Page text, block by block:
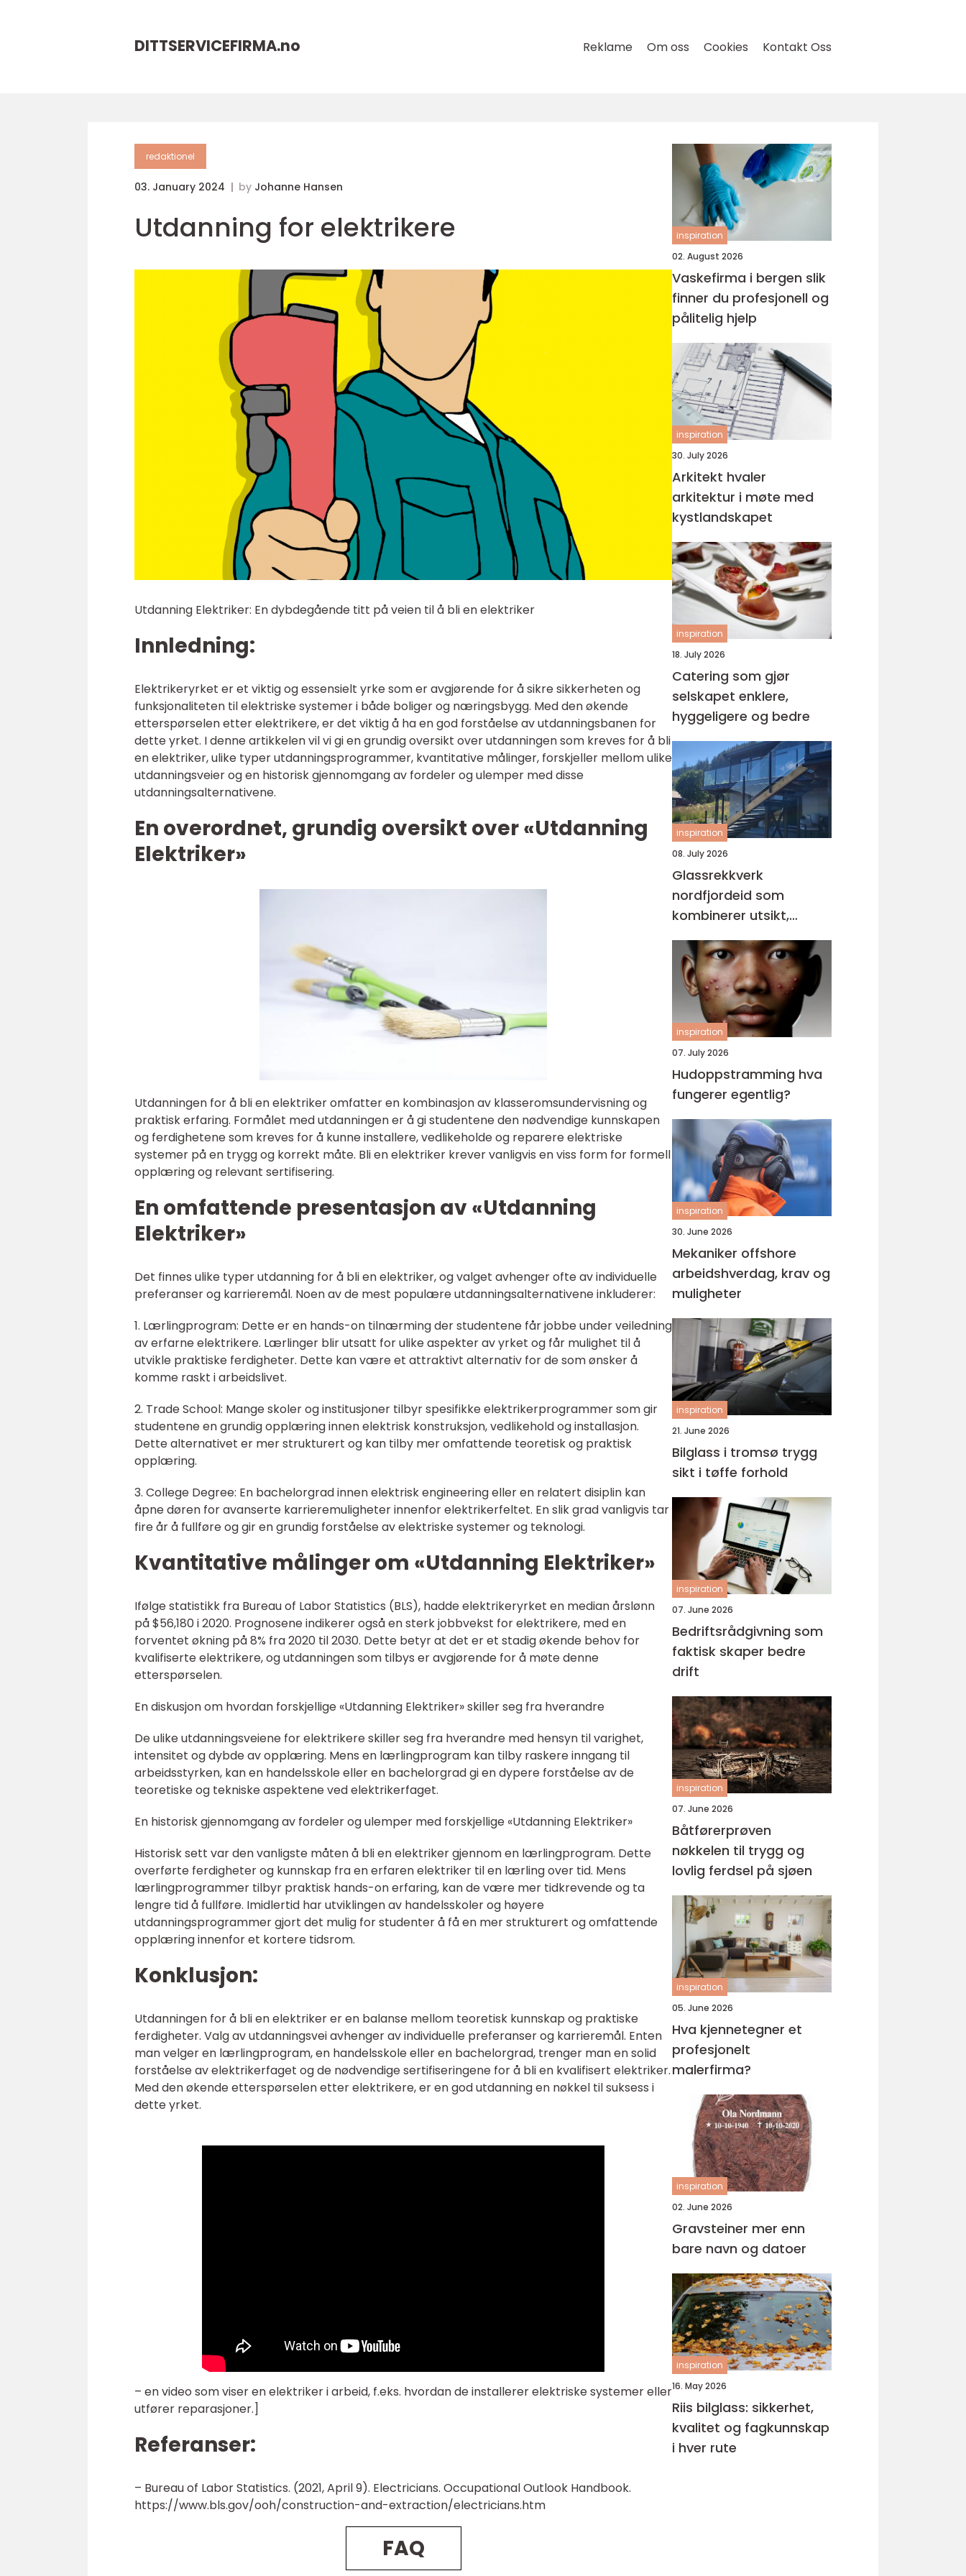
DITTSERVICEFIRMA.no Reklame Om oss Cookies Kontakt Oss
redaktionel
03. January 2024 by Johanne Hansen
Utdanning for elektrikere
Utdanning Elektriker: En dybdegående titt på veien til å bli en elektriker
Innledning:
Elektrikeryrket er et viktig og essensielt yrke som er avgjørende for å sikre sikkerheten og
funksjonaliteten til elektriske systemer i både boliger og næringsbygg. Med den økende
etterspørselen etter elektrikere, er det viktig å ha en god forståelse av utdanningsbanen for
dette yrket. I denne artikkelen vil vi gi en grundig oversikt over utdanningen som kreves for å bli
en elektriker, ulike typer utdanningsprogrammer, kvantitative målinger, forskjeller mellom ulike
utdanningsveier og en historisk gjennomgang av fordeler og ulemper med disse
utdanningsalternativene.
En overordnet, grundig oversikt over «Utdanning
Elektriker»
Utdanningen for å bli en elektriker omfatter en kombinasjon av klasseromsundervisning og
praktisk erfaring. Formålet med utdanningen er å gi studentene den nødvendige kunnskapen
og ferdighetene som kreves for å kunne installere, vedlikeholde og reparere elektriske
systemer på en trygg og korrekt måte. Bli en elektriker krever vanligvis en viss form for formell
opplæring og relevant sertifisering.
En omfattende presentasjon av «Utdanning
Elektriker»
Det finnes ulike typer utdanning for å bli en elektriker, og valget avhenger ofte av individuelle
preferanser og karrieremål. Noen av de mest populære utdanningsalternativene inkluderer:
1. Lærlingprogram: Dette er en hands-on tilnærming der studentene får jobbe under veiledning
av erfarne elektrikere. Lærlinger blir utsatt for ulike aspekter av yrket og får mulighet til å
utvikle praktiske ferdigheter. Dette kan være et attraktivt alternativ for de som ønsker å
komme raskt i arbeidslivet.
2. Trade School: Mange skoler og institusjoner tilbyr spesifikke elektrikerprogrammer som gir
studentene en grundig opplæring innen elektrisk konstruksjon, vedlikehold og installasjon.
Dette alternativet er mer strukturert og kan tilby mer omfattende teoretisk og praktisk
opplæring.
3. College Degree: En bachelorgrad innen elektrisk engineering eller en relatert disiplin kan
åpne døren for avanserte karrieremuligheter innenfor elektrikerfeltet. En slik grad vanligvis tar
fire år å fullføre og gir en grundig forståelse av elektriske systemer og teknologi.
Kvantitative målinger om «Utdanning Elektriker»
Ifølge statistikk fra Bureau of Labor Statistics (BLS), hadde elektrikeryrket en median årslønn
på $56,180 i 2020. Prognosene indikerer også en sterk jobbvekst for elektrikere, med en
forventet økning på 8% fra 2020 til 2030. Dette betyr at det er et stadig økende behov for
kvalifiserte elektrikere, og utdanningen som tilbys er avgjørende for å møte denne
etterspørselen.
En diskusjon om hvordan forskjellige «Utdanning Elektriker» skiller seg fra hverandre
De ulike utdanningsveiene for elektrikere skiller seg fra hverandre med hensyn til varighet,
intensitet og dybde av opplæring. Mens en lærlingprogram kan tilby raskere inngang til
arbeidsstyrken, kan en handelsskole eller en bachelorgrad gi en dypere forståelse av de
teoretiske og tekniske aspektene ved elektrikerfaget.
En historisk gjennomgang av fordeler og ulemper med forskjellige «Utdanning Elektriker»
Historisk sett var den vanligste måten å bli en elektriker gjennom en lærlingprogram. Dette
overførte ferdigheter og kunnskap fra en erfaren elektriker til en lærling over tid. Mens
lærlingprogrammer tilbyr praktisk hands-on erfaring, kan de være mer tidkrevende og ta
lengre tid å fullføre. Imidlertid har utviklingen av handelsskoler og høyere
utdanningsprogrammer gjort det mulig for studenter å få en mer strukturert og omfattende
opplæring innenfor et kortere tidsrom.
Konklusjon:
Utdanningen for å bli en elektriker er en balanse mellom teoretisk kunnskap og praktiske
ferdigheter. Valg av utdanningsvei avhenger av individuelle preferanser og karrieremål. Enten
man velger en lærlingprogram, en handelsskole eller en bachelorgrad, trenger man en solid
forståelse av elektrikerfaget og de nødvendige sertifiseringene for å bli en kvalifisert elektriker.
Med den økende etterspørselen etter elektrikere, er en god utdanning en nøkkel til suksess i
dette yrket.
– en video som viser en elektriker i arbeid, f.eks. hvordan de installerer elektriske systemer eller
utfører reparasjoner.]
Referanser:
– Bureau of Labor Statistics. (2021, April 9). Electricians. Occupational Outlook Handbook.
https://www.bls.gov/ooh/construction-and-extraction/electricians.htm
FAQ
inspiration
02. August 2026
Vaskefirma i bergen slik
finner du profesjonell og
pålitelig hjelp
inspiration
30. July 2026
Arkitekt hvaler
arkitektur i møte med
kystlandskapet
inspiration
18. July 2026
Catering som gjør
selskapet enklere,
hyggeligere og bedre
inspiration
08. July 2026
Glassrekkverk
nordfjordeid som
kombinerer utsikt,
sikkerhet og stil
inspiration
07. July 2026
Hudoppstramming hva
fungerer egentlig?
inspiration
30. June 2026
Mekaniker offshore
arbeidshverdag, krav og
muligheter
inspiration
21. June 2026
Bilglass i tromsø trygg
sikt i tøffe forhold
inspiration
07. June 2026
Bedriftsrådgivning som
faktisk skaper bedre
drift
inspiration
07. June 2026
Båtførerprøven
nøkkelen til trygg og
lovlig ferdsel på sjøen
inspiration
05. June 2026
Hva kjennetegner et
profesjonelt
malerfirma?
inspiration
02. June 2026
Gravsteiner mer enn
bare navn og datoer
inspiration
16. May 2026
Riis bilglass: sikkerhet,
kvalitet og fagkunnskap
i hver rute